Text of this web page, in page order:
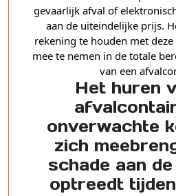
gevaarlijk afval of
aan de uiteindelijke prijs.
rekening te houden met
mee te nemen in de totale
van een
Het huren
onverwachte
zich
schade aan
optreedt